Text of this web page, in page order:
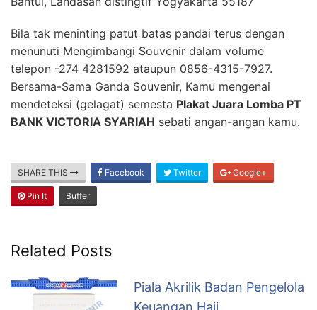
Bila tak meninting patut batas pandai terus dengan
menunuti Mengimbangi Souvenir dalam volume
telepon -274 4281592 ataupun 0856-4315-7927.
Bersama-Sama Ganda Souvenir, Kamu mengenai
mendeteksi (gelagat) semesta Plakat Juara Lomba PT
BANK VICTORIA SYARIAH sebati angan-angan kamu.
SHARE THIS Facebook Twitter Google+
Pin It Buffer
Related Posts
Piala Akrilik Badan Pengelola
Keuangan Haji